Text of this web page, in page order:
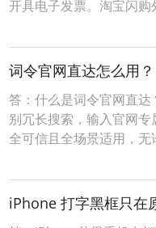
开具电子发票。淘宝闪
方式：1、淘宝闪购外
机淘宝APP，顶部选择
外卖红包领取口令【
效外卖红包。2、词令直
词令官网直达怎么用？
答：什么是词令官网直
别冗长搜索，输入官网
全可信且全场景适用，
触达省时省心；对站长/
低成本构建品牌专属流
灵活关联活动页、促销页
化推广策略，让每一份
iPhone 打字黑框只在